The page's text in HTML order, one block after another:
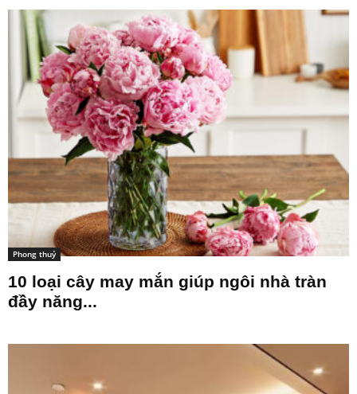
Phong thuỷ
10 loại cây may mắn giúp ngôi nhà tràn
đầy năng...